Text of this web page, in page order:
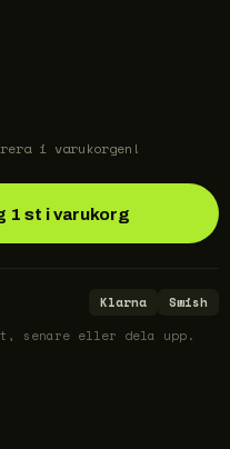
i varukorgen!
1 st i varukorg
Klarna
Swish
senare eller dela upp.